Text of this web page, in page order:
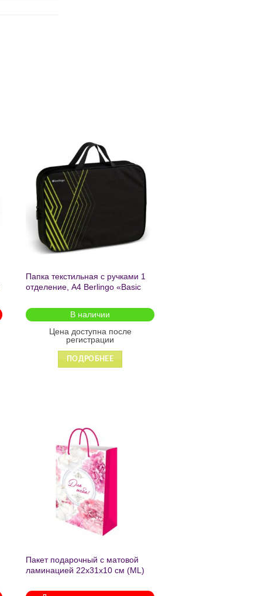
Добавить
Папка текстильная с ручками 1
отделение, А4 Berlingo «Basic
на молнии2601
В наличии
Цена доступна после
регистрации
ПОДРОБНЕЕ
Добавить
Пакет подарочный с матовой
ламинацией 22х31х10 см (ML)